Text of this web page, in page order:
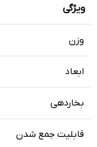
ویژگی
وزن
ابعاد
بخاردهی
قابلیت جمع شدن